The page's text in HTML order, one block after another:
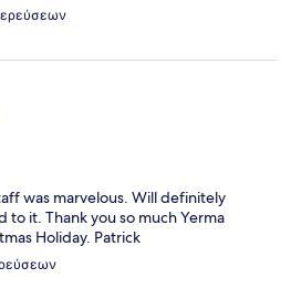
was marvelous. Will definitely
it. Thank you so much Yerma
Holiday. Patrick